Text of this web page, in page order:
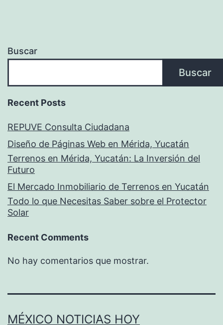
Buscar
Buscar
Recent Posts
REPUVE Consulta Ciudadana
Diseño de Páginas Web en Mérida, Yucatán
Terrenos en Mérida, Yucatán: La Inversión del
Futuro
El Mercado Inmobiliario de Terrenos en Yucatán
Todo lo que Necesitas Saber sobre el Protector
Solar
Recent Comments
No hay comentarios que mostrar.
MÉXICO NOTICIAS HOY